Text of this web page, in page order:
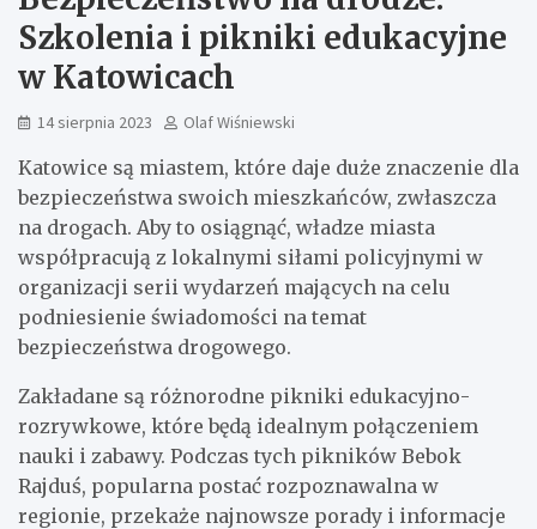
Szkolenia i pikniki edukacyjne
w Katowicach
14 sierpnia 2023 Olaf Wiśniewski
Katowice są miastem, które daje duże znaczenie dla
bezpieczeństwa swoich mieszkańców, zwłaszcza
na drogach. Aby to osiągnąć, władze miasta
współpracują z lokalnymi siłami policyjnymi w
organizacji serii wydarzeń mających na celu
podniesienie świadomości na temat
bezpieczeństwa drogowego.
Zakładane są różnorodne pikniki edukacyjno-
rozrywkowe, które będą idealnym połączeniem
nauki i zabawy. Podczas tych pikników Bebok
Rajduś, popularna postać rozpoznawalna w
regionie, przekaże najnowsze porady i informacje